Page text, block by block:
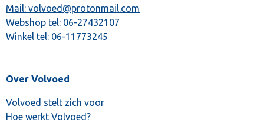
Mail: volvoed@protonmail.com
Webshop tel: 06-27432107
Winkel tel: 06-11773245
Over Volvoed
Volvoed stelt zich voor
Hoe werkt Volvoed?